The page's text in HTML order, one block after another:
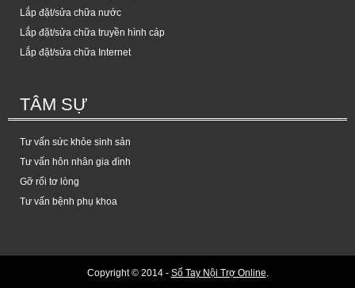
Lắp đặt/sửa chữa nước
Lắp đặt/sửa chữa truyền hình cáp
Lắp đặt/sửa chữa Internet
TÂM SỰ
Tư vấn sức khỏe sinh sản
Tư vấn hôn nhân gia đình
Gỡ rối tơ lòng
Tư vấn bệnh phụ khoa
Copyright © 2014 - Sổ Tay Nội Trợ Online.